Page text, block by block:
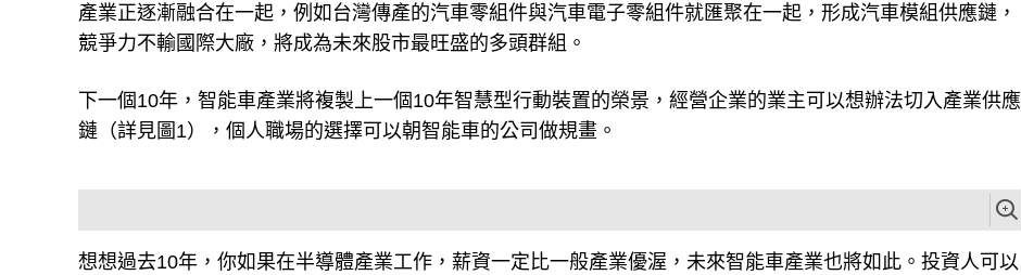
產業正逐漸融合在一起，例如台灣傳產的汽車零組件與汽車電子零組件就匯聚在一起，形成汽車模組供應鏈，
競爭力不輸國際大廠，將成為未來股市最旺盛的多頭群組。
下一個10年，智能車產業將複製上一個10年智慧型行動裝置的榮景，經營企業的業主可以想辦法切入產業供應
鏈（詳見圖1），個人職場的選擇可以朝智能車的公司做規畫。
想想過去10年，你如果在半導體產業工作，薪資一定比一般產業優渥，未來智能車產業也將如此。投資人可以